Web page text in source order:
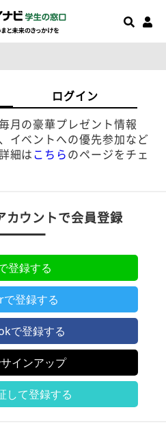
ログイン
月の豪華プレゼント情報
イベントへの優先参加など
細は こちら のページをチェ
カウントで会員登録
登録する
登録する
で登録する
インアップ
して登録する